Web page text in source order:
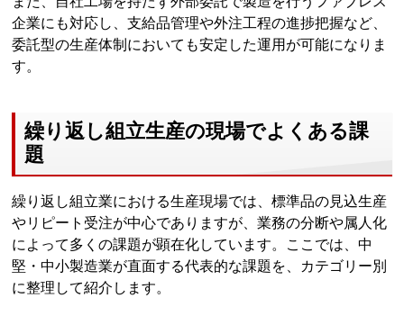
企業にも対応し、支給品管理や外注工程の進捗把握など、
委託型の生産体制においても安定した運用が可能になりま
す。
繰り返し組立生産の現場でよくある課
題
繰り返し組立業における生産現場では、標準品の見込生産
やリピート受注が中心でありますが、業務の分断や属人化
によって多くの課題が顕在化しています。ここでは、中
堅・中小製造業が直面する代表的な課題を、カテゴリー別
に整理して紹介します。